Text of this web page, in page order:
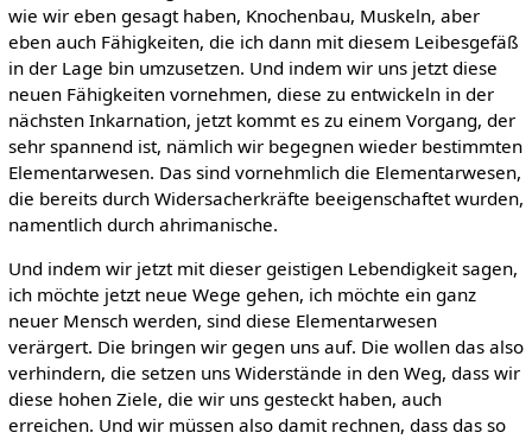
wie wir eben gesagt haben, Knochenbau, Muskeln, aber
eben auch Fähigkeiten, die ich dann mit diesem Leibesgefäß
in der Lage bin umzusetzen. Und indem wir uns jetzt diese
neuen Fähigkeiten vornehmen, diese zu entwickeln in der
nächsten Inkarnation, jetzt kommt es zu einem Vorgang, der
sehr spannend ist, nämlich wir begegnen wieder bestimmten
Elementarwesen. Das sind vornehmlich die Elementarwesen,
die bereits durch Widersacherkräfte beeigenschaftet wurden,
namentlich durch ahrimanische.
Und indem wir jetzt mit dieser geistigen Lebendigkeit sagen,
ich möchte jetzt neue Wege gehen, ich möchte ein ganz
neuer Mensch werden, sind diese Elementarwesen
verärgert. Die bringen wir gegen uns auf. Die wollen das also
verhindern, die setzen uns Widerstände in den Weg, dass wir
diese hohen Ziele, die wir uns gesteckt haben, auch
erreichen. Und wir müssen also damit rechnen, dass das so